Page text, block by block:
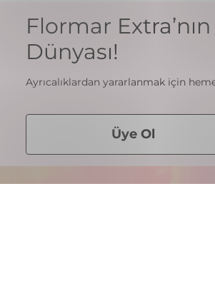
Flormar
Dünyası!
Ayrıcalıklardan yararlanmak için
Üye Ol